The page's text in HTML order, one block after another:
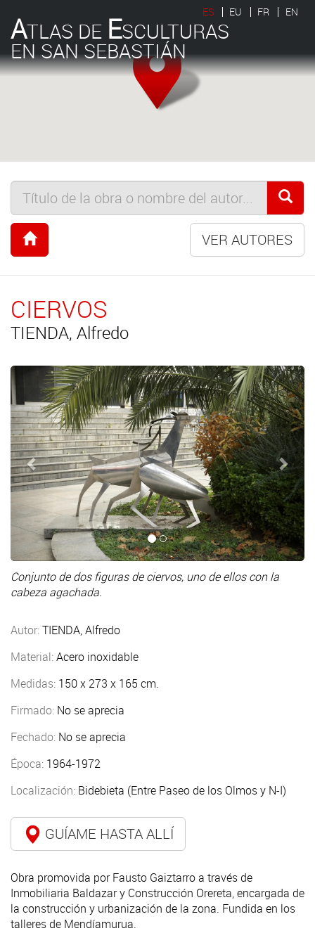
ATLAS DE ESCULTURAS
EN SAN SEBASTIÁN
ES EU FR EN
VER AUTORES
CIERVOS
TIENDA, Alfredo
Anterior
Conjunto de dos figuras de ciervos, uno de ellos con la
cabeza agachada.
Autor:TIENDA, Alfredo
Material:Acero inoxidable
Medidas: 150 x 273 x 165 cm.
Firmado: No se aprecia
Fechado: No se aprecia
Época: 1964-1972
Localización: Bidebieta (Entre Paseo de los Olmos y N-I)
GUÍAME HASTA ALLÍ
Obra promovida por Fausto Gaiztarro a través de
Inmobiliaria Baldazar y Construcción Orereta, encargada de
la construcción y urbanización de la zona. Fundida en los
talleres de Mendíamurua.